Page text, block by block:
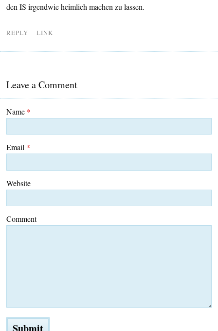
den IS irgendwie heimlich machen zu lassen.
REPLY LINK
Leave a Comment
Name *
Email *
Website
Comment